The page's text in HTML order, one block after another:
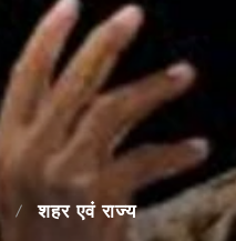
शहर एवं राज्य